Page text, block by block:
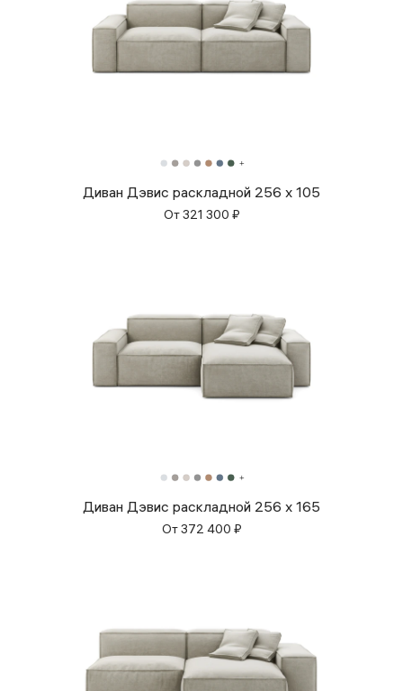
Диван Дэвис раскладной 256 x 105
От321 300 ₽
Диван Дэвис раскладной 256 x 165
От372 400 ₽